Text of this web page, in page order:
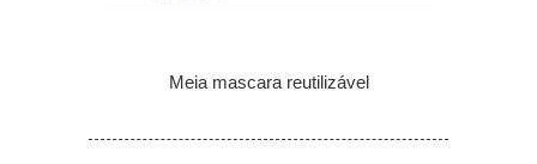
Meia mascara reutilizável